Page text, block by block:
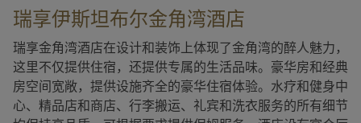
瑞享伊斯坦布尔金角湾酒店
瑞享金角湾酒店在设计和装饰上体现了金角湾的醉人魅力，
这里不仅提供住宿，还提供专属的生活品味。豪华房和经典
房空间宽敞，提供设施齐全的豪华住宿体验。水疗和健身中
心、精品店和商店、行李搬运、礼宾和洗衣服务的所有细节